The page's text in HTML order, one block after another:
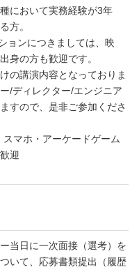
において実務経験が3年
方。
ョンにつきましては、映
身の方も歓迎です。
の講演内容となっておりま
/ディレクター/エンジニア
すので、是非ご参加くださ
マホ・アーケードゲーム
迎
当日に一次面接（選考）を
いて、応募書類提出（履歴